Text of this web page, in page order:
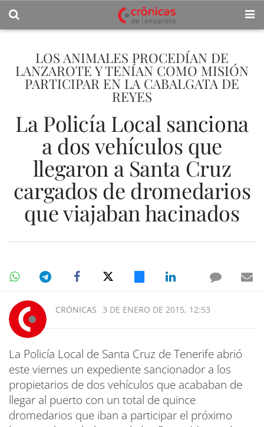
LOS ANIMALES PROCEDÍAN DE
LANZAROTE Y TENÍAN COMO MISIÓN
PARTICIPAR EN LA CABALGATA DE
REYES
La Policía Local sanciona
a dos vehículos que
llegaron a Santa Cruz
cargados de dromedarios
que viajaban hacinados
CRÓNICAS 3 DE ENERO DE 2015, 12:53
La Policía Local de Santa Cruz de Tenerife abrió
este viernes un expediente sancionador a los
propietarios de dos vehículos que acababan de
llegar al puerto con un total de quince
dromedarios que iban a participar el próximo